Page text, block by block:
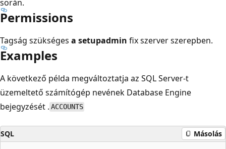
során.
Permissions
Tagság szükséges a setupadmin fix szerver szerepben.
Examples
A következő példa megváltoztatja az SQL Server-t
üzemeltető számítógép nevének Database Engine
bejegyzését . ACCOUNTS
SQL Másolás